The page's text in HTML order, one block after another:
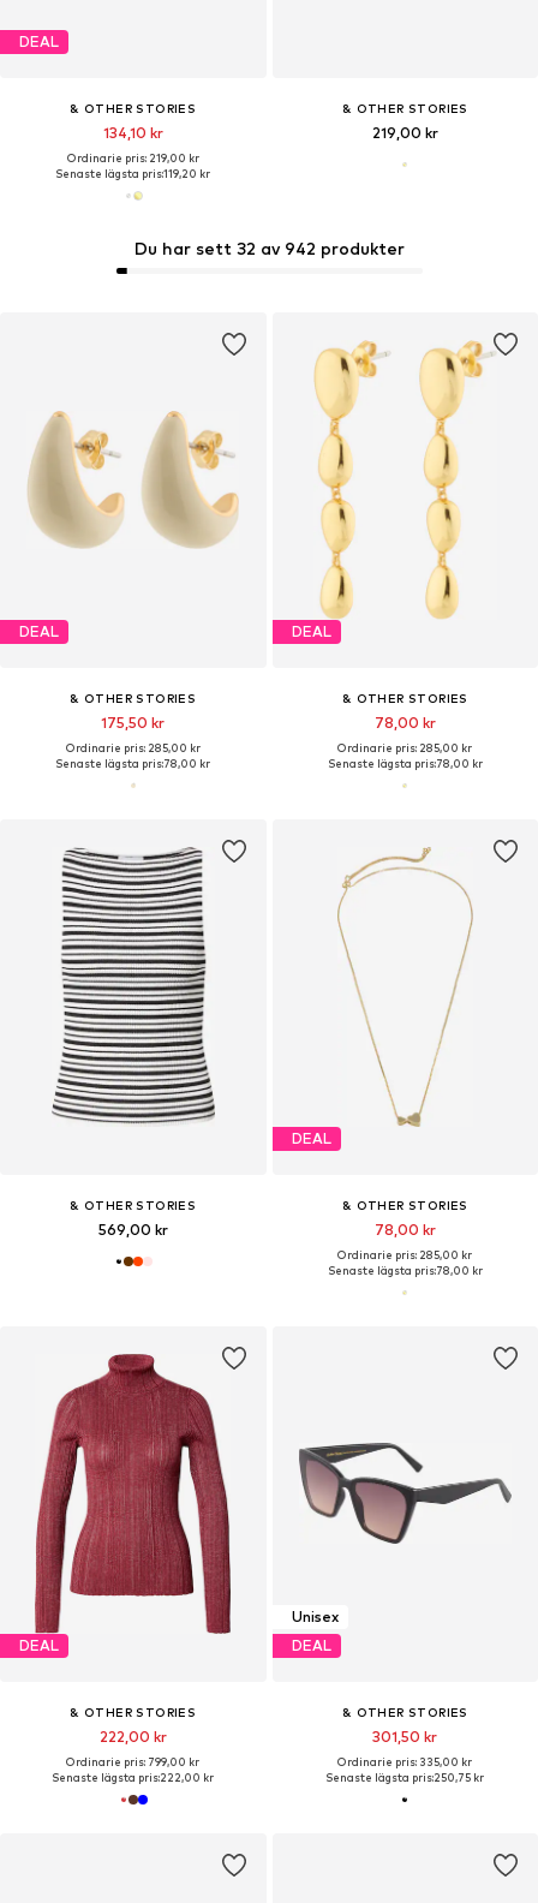
Du har sett 32 av 942 produkter
DEAL
& OTHER STORIES
134,10 kr
Ordinarie pris: 219,00 kr
Senaste lägsta pris:119,20 kr
& OTHER STORIES
219,00 kr
DEAL
& OTHER STORIES
175,50 kr
Ordinarie pris: 285,00 kr
Senaste lägsta pris:78,00 kr
DEAL
& OTHER STORIES
78,00 kr
Ordinarie pris: 285,00 kr
Senaste lägsta pris:78,00 kr
& OTHER STORIES
569,00 kr
DEAL
& OTHER STORIES
78,00 kr
Ordinarie pris: 285,00 kr
Senaste lägsta pris:78,00 kr
DEAL
& OTHER STORIES
222,00 kr
Ordinarie pris: 799,00 kr
Senaste lägsta pris:222,00 kr
Unisex
DEAL
& OTHER STORIES
301,50 kr
Ordinarie pris: 335,00 kr
Senaste lägsta pris:250,75 kr